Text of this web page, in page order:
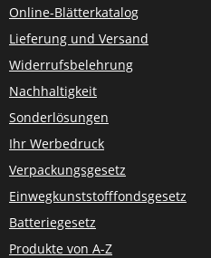
Online-Blätterkatalog
Lieferung und Versand
Widerrufsbelehrung
Nachhaltigkeit
Sonderlösungen
Ihr Werbedruck
Verpackungsgesetz
Einwegkunststofffondsgesetz
Batteriegesetz
Produkte von A-Z